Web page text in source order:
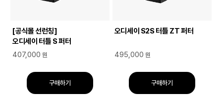
[공식몰 선런칭]
오디세이 터틀 S 퍼터
407,000 원
구매하기
오디세이 S2S 터틀 ZT 퍼터
495,000 원
구매하기